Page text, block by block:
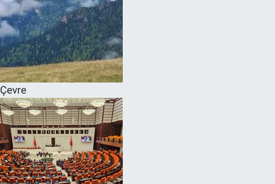
Çevre